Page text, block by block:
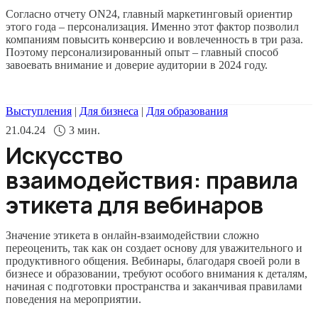
Согласно отчету ON24, главный маркетинговый ориентир
этого года – персонализация. Именно этот фактор позволил
компаниям повысить конверсию и вовлеченность в три раза.
Поэтому персонализированный опыт – главный способ
завоевать внимание и доверие аудитории в 2024 году.
Выступления | Для бизнеса | Для образования
21.04.24
3 мин.
Искусство
взаимодействия: правила
этикета для вебинаров
Значение этикета в онлайн-взаимодействии сложно
переоценить, так как он создает основу для уважительного и
продуктивного общения. Вебинары, благодаря своей роли в
бизнесе и образовании, требуют особого внимания к деталям,
начиная с подготовки пространства и заканчивая правилами
поведения на мероприятии.